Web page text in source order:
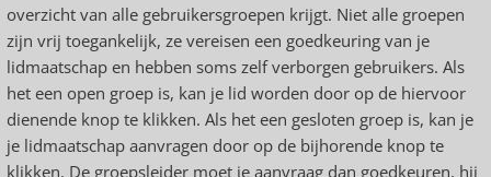
overzicht van alle gebruikersgroepen krijgt. Niet alle groepen
zijn vrij toegankelijk, ze vereisen een goedkeuring van je
lidmaatschap en hebben soms zelf verborgen gebruikers. Als
het een open groep is, kan je lid worden door op de hiervoor
dienende knop te klikken. Als het een gesloten groep is, kan je
je lidmaatschap aanvragen door op de bijhorende knop te
klikken. De groepsleider moet je aanvraag dan goedkeuren, hij